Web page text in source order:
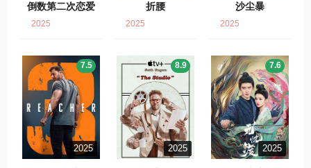
倒数第二次恋爱
2025
折腰
2025
沙尘暴
2025
2025
7.5
2025
8.9
2025
7.6